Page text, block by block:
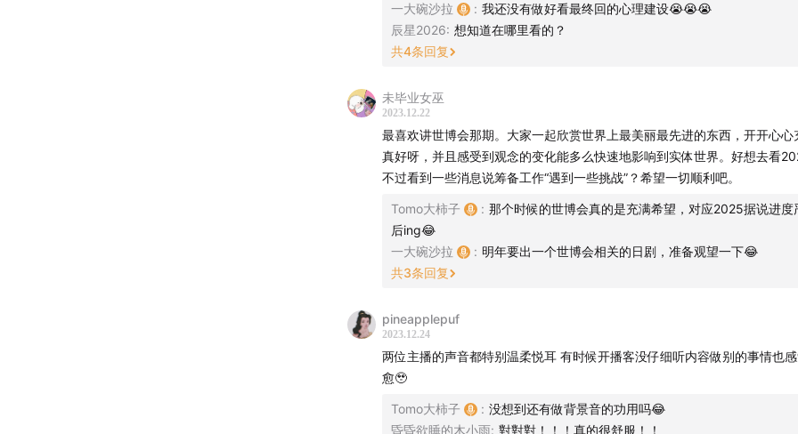
温情治愈的《0.5 的男人》，值得在冬天为松田龙平落泪！
集治愈和暗黑于一体的《没有季节的城市》，宫九的剧都成冷门剧
42:38 《从咖啡到珈琲：日本咖啡文化史》，文化养成角度挖掘咖啡发
《我还能看到多少次满月升起》，坂本龙一留给世界的温柔
D&DEPARTMENT 创始人长冈贤明的 newsletter, 真·拆解过去找
漫画来咯！脑回路清奇的《迷宫饭》，在地下城做饭才是正经事
可以听到音乐的漫画《Blue Giant 蓝色巨星》，燃起来了
1:10:04 「听众来信」环节，感谢上期给我们留言分享的各位
1:14:35主播真情碎碎念，谢谢大家带给我们快乐
一大碗沙拉 : 我还没有做好看最终回的心理建设😭😭😭
辰星2026: 想知道在哪里看的？
共4条回复
未毕业女巫
2023.12.22
最喜欢讲世博会那期。大家一起欣赏世界上最美丽最先进的东西，开开心心
真好呀，并且感受到观念的变化能多么快速地影响到实体世界。好想去看
不过看到一些消息说筹备工作“遇到一些挑战”？希望一切顺利吧。
Tomo大柿子 : 那个时候的世博会真的是充满希望，对应2025据说进度
后ing😂
一大碗沙拉
: 明年要出一个世博会相关的日剧，准备观望一下😂
共3条回复
pineapplepuf
2023.12.24
两位主播的声音都特别温柔悦耳 有时候开播客没仔细听内容做别的事情也
愈🥹
Tomo大柿子 : 没想到还有做背景音的功用吗😂
昏昏欲睡的木小雨: 對對對！！！真的很舒服！！